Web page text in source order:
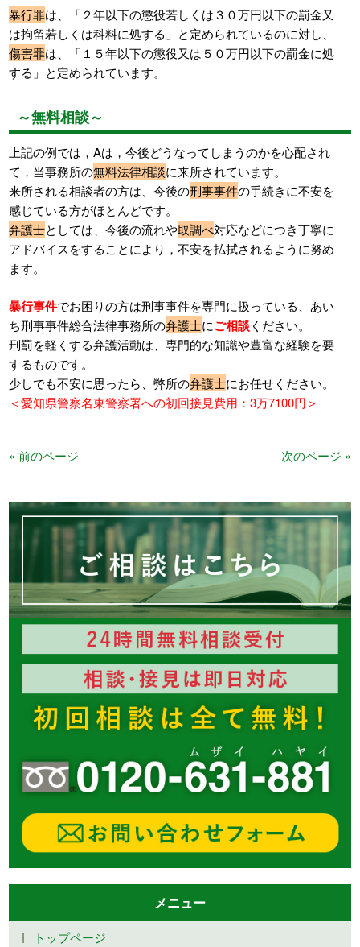
暴行罪は、「２年以下の懲役若しくは３０万円以下の罰金又
は拘留若しくは科料に処する」と定められているのに対し、
傷害罪は、「１５年以下の懲役又は５０万円以下の罰金に処
する」と定められています。
～無料相談～
上記の例では，Aは，今後どうなってしまうのかを心配され
て，当事務所の無料法律相談に来所されています。
来所される相談者の方は、今後の刑事事件の手続きに不安を
感じている方がほとんどです。
弁護士としては、今後の流れや取調べ対応などにつき丁寧に
アドバイスをすることにより，不安を払拭されるように努め
ます。
暴行事件でお困りの方は刑事事件を専門に扱っている、あい
ち刑事事件総合法律事務所の弁護士にご相談ください。
刑罰を軽くする弁護活動は、専門的な知識や豊富な経験を要
するものです。
少しでも不安に思ったら、弊所の弁護士にお任せください。
＜愛知県警察名東警察署への初回接見費用：3万7100円＞
« 前のページ 次のページ »
メニュー
トップページ